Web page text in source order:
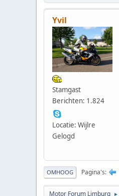
Yvil
Stamgast
Berichten: 1.824
Locatie: Wijlre
Gelogd
OMHOOG Pagina's
Motor Forum Limburg ►